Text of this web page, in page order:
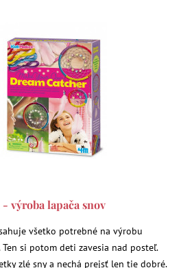
výroba lapača snov
všetko potrebné na výrobu
Ten si potom deti zavesia nad posteľ.
zlé sny a nechá prejsť len tie dobré.